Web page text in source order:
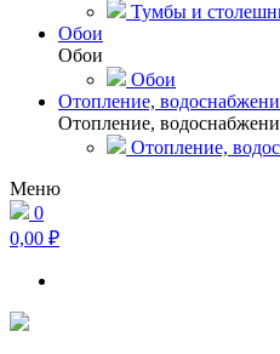
Тумбы и
Обои
Обои
Обои
Отопление,
Отопление,
Отопление,
Меню
0
0,00 ₽